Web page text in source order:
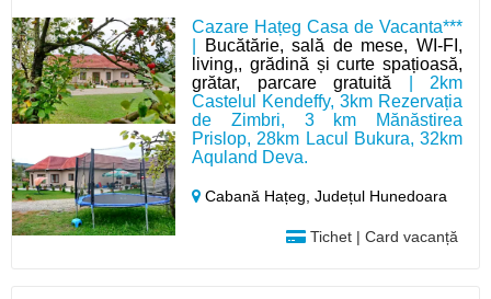
Cazare Hațeg Casa de Vacanta***
Bucătărie, sală de mese, WI-FI,
living,, grădină și curte spațioasă,
grătar, parcare gratuită | 2km
Castelul Kendeffy, 3km Rezervația
de Zimbri, 3 km Mănăstirea
Prislop, 28km Lacul Bukura, 32km
Aquland Deva.
Cabană Hațeg,Județul Hunedoara
Tichet | Card vacanță